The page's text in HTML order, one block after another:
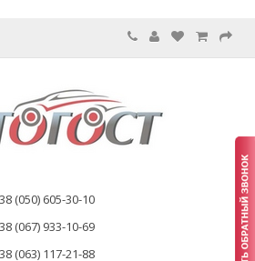
(050) 605-30-10
(067) 933-10-69
(063) 117-21-88